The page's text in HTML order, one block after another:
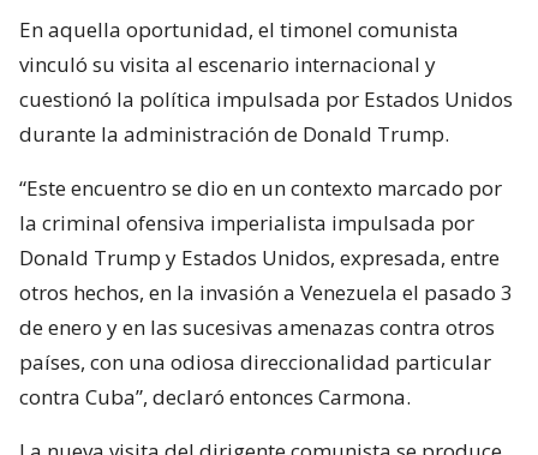
En aquella oportunidad, el timonel comunista
vinculó su visita al escenario internacional y
cuestionó la política impulsada por Estados Unidos
durante la administración de Donald Trump.
“Este encuentro se dio en un contexto marcado por
la criminal ofensiva imperialista impulsada por
Donald Trump y Estados Unidos, expresada, entre
otros hechos, en la invasión a Venezuela el pasado 3
de enero y en las sucesivas amenazas contra otros
países, con una odiosa direccionalidad particular
contra Cuba”, declaró entonces Carmona.